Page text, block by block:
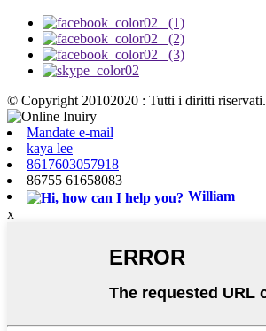
© Copyright 20102020 : Tutti i diritti riservati.
Mandate e-mail
kaya lee
8617603057918
86755 61658083
William
x